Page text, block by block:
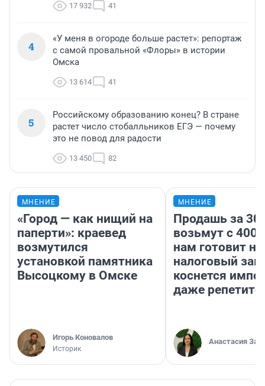
17 932 41
4
«У меня в огороде больше растет»: репортаж
с самой провальной «Флоры» в истории
Омска
13 614 41
5
Российскому образованию конец? В стране
растет число стобалльников ЕГЭ — почему
это не повод для радости
13 450 82
МНЕНИЕ
«Город — как нищий на
паперти»: краевед
возмутился
установкой памятника
Высоцкому в Омске
Игорь Коновалов
Историк
МНЕНИЕ
Продашь за
возьмут с
нам готовит
налоговый
коснется
даже
Анастасия